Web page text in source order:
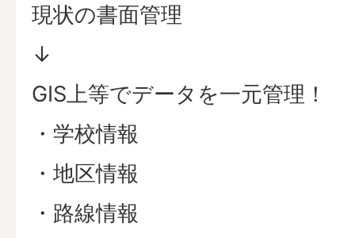
現状の書面管理
↓
GIS上等でデータを一元管理！
・学校情報
・地区情報
・路線情報